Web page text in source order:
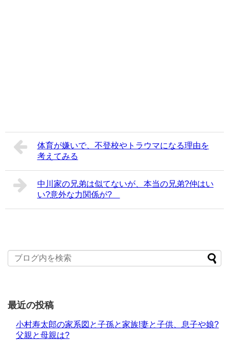
体育が嫌いで、不登校やトラウマになる理由を
考えてみる
中川家の兄弟は似てないが、本当の兄弟?仲はい
い?意外な力関係が?
最近の投稿
小村寿太郎の家系図と子孫と家族!妻と子供、息子や娘?
父親と母親は?